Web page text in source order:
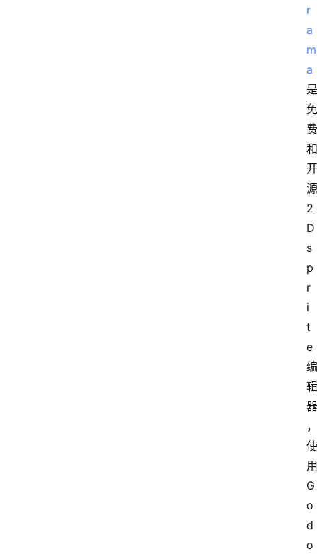
r
a
m
a
是
免
费
和
开
源
2
D
s
p
r
i
t
e
编
辑
器
，
使
用
G
o
d
o